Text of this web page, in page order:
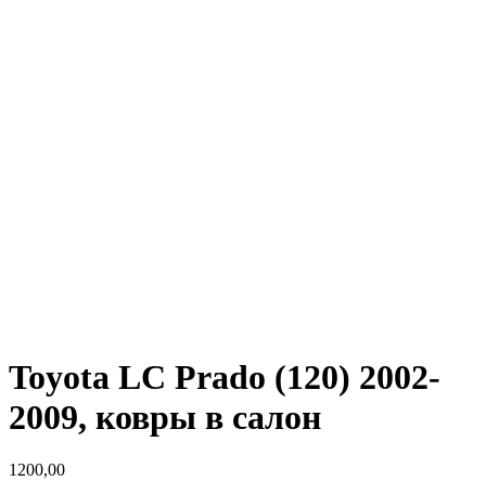
Toyota LC Prado (120) 2002-
2009, ковры в салон
1200,00